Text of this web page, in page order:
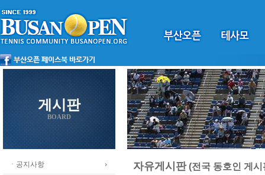
게시판
BOARD
ㆍ공지사항 자유게시판(전국 동호인 게시